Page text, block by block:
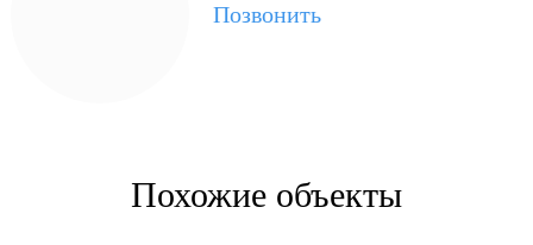
Специализированный застройщик - Самара-Еврострой СК
Позвонить
Похожие объекты